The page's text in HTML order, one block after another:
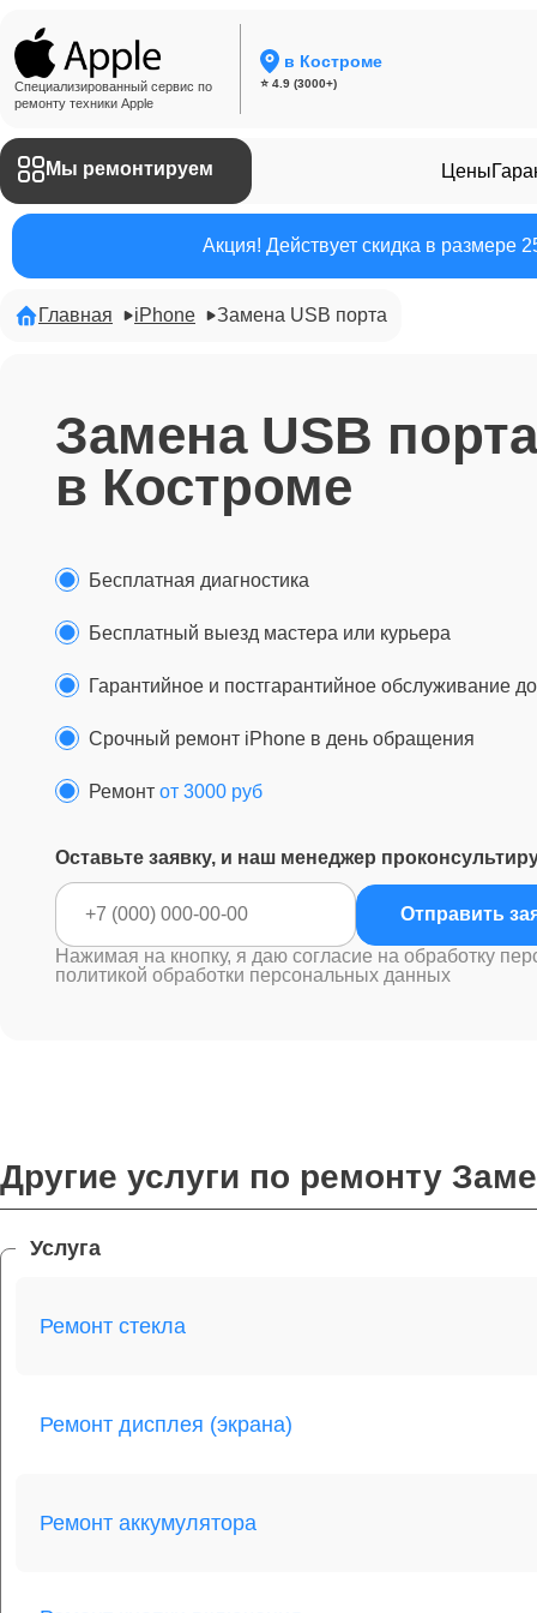
Специализированный сервис по
ремонту техники Apple
в Костроме
⭐ 4.9 (3000+)
Мы ремонтируем Цены
Акция! Действует скидка в
Главная iPhone Замена USB порта
Замена USB
в Костроме
Бесплатная диагностика
Бесплатный выезд мастера или курьера
Гарантийное и постгарантийное обслуживание
Срочный ремонт iPhone в день обращения
Ремонт от 3000 руб
Оставьте заявку, и наш менеджер
Нажимая на кнопку, я даю согласие на обработку
политикой обработки персональных данных
Другие услуги по ремонту
Услуга
Ремонт стекла
Ремонт дисплея (экрана)
Ремонт аккумулятора